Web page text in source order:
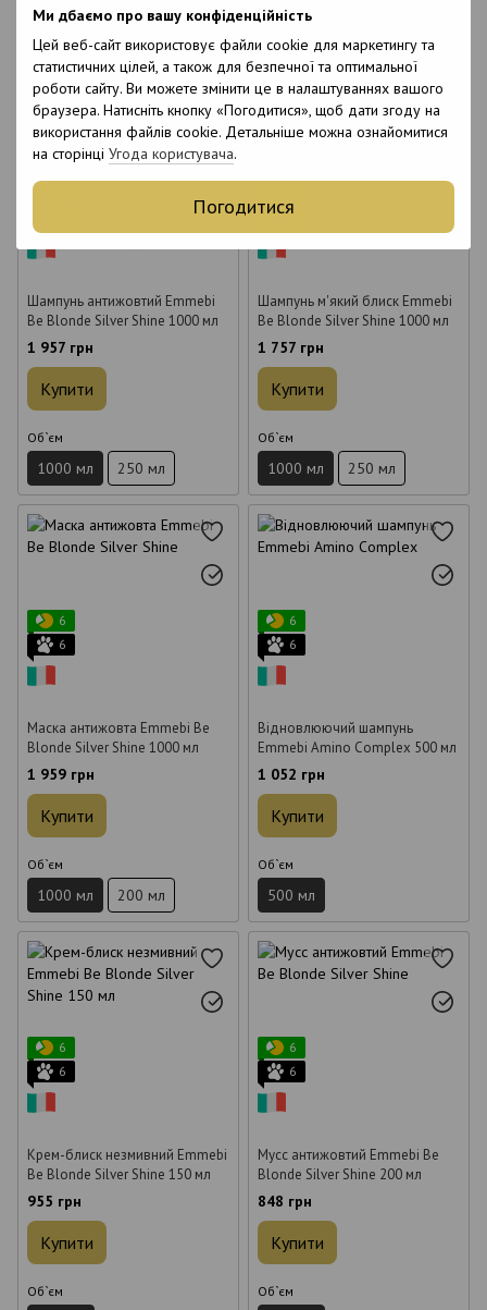
Ми дбаємо про вашу конфіденційність
Цей веб-сайт використовує файли cookie для маркетингу та
статистичних цілей, а також для безпечної та оптимальної
роботи сайту. Ви можете змінити це в налаштуваннях вашого
браузера. Натисніть кнопку «Погодитися», щоб дати згоду на
використання файлів cookie. Детальніше можна ознайомитися
на сторінці Угода користувача.
Погодитися
Об`єм
1000 мл 250 мл
Об`єм
1000 мл 200 мл
Шампунь антижовтий Emmebi
Be Blonde Silver Shine 1000 мл
1 957 грн
Купити
Об`єм
1000 мл 250 мл
6
Шампунь м'який блиск Emmebi
Be Blonde Silver Shine 1000 мл
1 757 грн
Купити
Об`єм
1000 мл 250 мл
6
6
Маска антижовта Emmebi Be
Blonde Silver Shine 1000 мл
1 959 грн
Купити
Об`єм
1000 мл 200 мл
6
6
Відновлюючий шампунь
Emmebi Amino Complex 500 мл
1 052 грн
Купити
Об`єм
500 мл
6
6
Крем-блиск незмивний Emmebi
Be Blonde Silver Shine 150 мл
955 грн
Купити
Об`єм
6
6
Мусс антижовтий Emmebi Be
Blonde Silver Shine 200 мл
848 грн
Купити
Об`єм